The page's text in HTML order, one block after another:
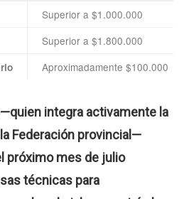
Superior a $1.000.000
Superior a $1.800.000
Aproximadamente $100.000
integra activamente la
Federación provincial—
próximo mes de julio
técnicas para